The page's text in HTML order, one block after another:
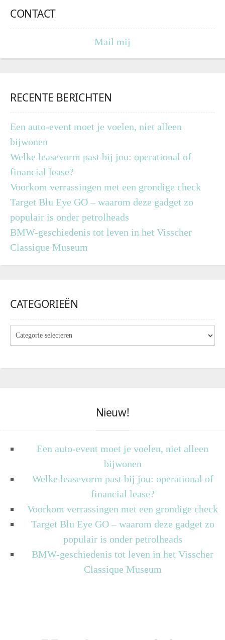
CONTACT
Mail mij
RECENTE BERICHTEN
Een auto-event moet je voelen, niet alleen
bijwonen
Welke leasevorm past bij jou: operational of
financial lease?
Voorkom verrassingen met een grondige check
Target Blu Eye GO – waarom deze gadget zo
populair is onder petrolheads
BMW-geschiedenis tot leven in het Visscher
Classique Museum
CATEGORIEËN
Nieuw!
Een auto-event moet je voelen, niet alleen
bijwonen
Welke leasevorm past bij jou: operational of
financial lease?
Voorkom verrassingen met een grondige check
Target Blu Eye GO – waarom deze gadget zo
populair is onder petrolheads
BMW-geschiedenis tot leven in het Visscher
Classique Museum